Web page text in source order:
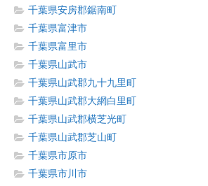
千葉県安房郡鋸南町
千葉県富津市
千葉県富里市
千葉県山武市
千葉県山武郡九十九里町
千葉県山武郡大網白里町
千葉県山武郡横芝光町
千葉県山武郡芝山町
千葉県市原市
千葉県市川市